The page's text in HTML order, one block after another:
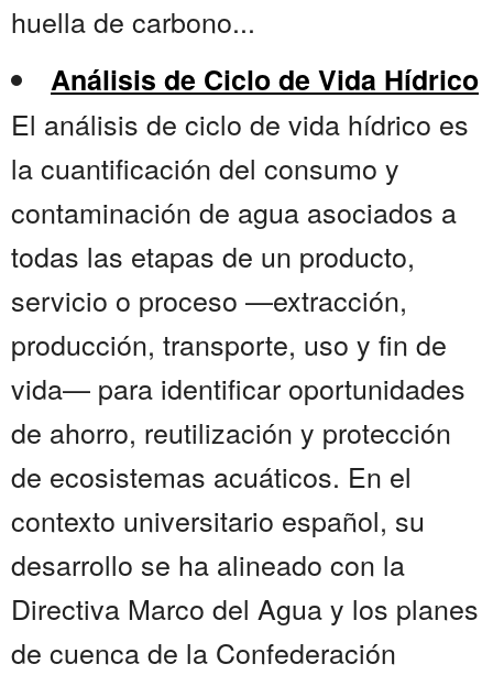
huella de carbono...
Análisis de Ciclo de Vida Hídrico
El análisis de ciclo de vida hídrico es
la cuantificación del consumo y
contaminación de agua asociados a
todas las etapas de un producto,
servicio o proceso —extracción,
producción, transporte, uso y fin de
vida— para identificar oportunidades
de ahorro, reutilización y protección
de ecosistemas acuáticos. En el
contexto universitario español, su
desarrollo se ha alineado con la
Directiva Marco del Agua y los planes
de cuenca de la Confederación